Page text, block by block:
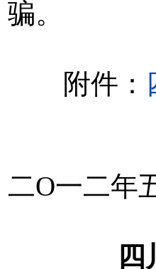
骗。
附件：
二O一二年